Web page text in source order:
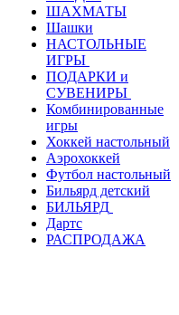
ШАХМАТЫ
Шашки
НАСТОЛЬНЫЕ
ИГРЫ
ПОДАРКИ и
СУВЕНИРЫ
Комбинированные
игры
Хоккей настольный
Аэрохоккей
Футбол настольный
Бильярд детский
БИЛЬЯРД
Дартс
РАСПРОДАЖА